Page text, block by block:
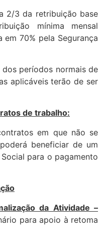
2/3 da retribuição base
mínima mensal
70% pela Segurança
períodos normais de
aplicáveis terão de ser
de trabalho:
em que não se
beneficiar de um
para o pagamento
da Atividade –
para apoio à retoma